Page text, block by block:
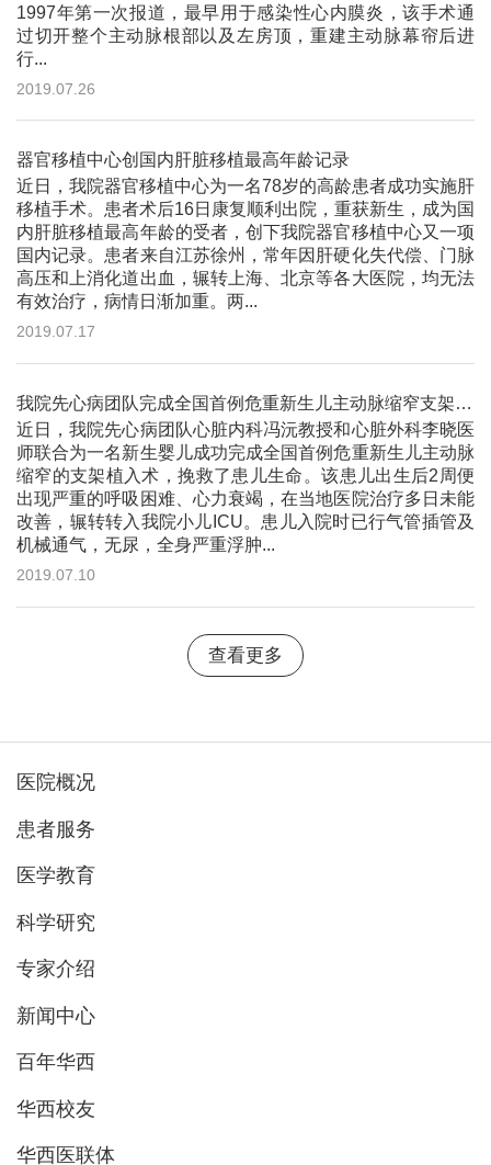
1997年第一次报道，最早用于感染性心内膜炎，该手术通
过切开整个主动脉根部以及左房顶，重建主动脉幕帘后进
行...
2019.07.26
器官移植中心创国内肝脏移植最高年龄记录
近日，我院器官移植中心为一名78岁的高龄患者成功实施肝
移植手术。患者术后16日康复顺利出院，重获新生，成为国
内肝脏移植最高年龄的受者，创下我院器官移植中心又一项
国内记录。患者来自江苏徐州，常年因肝硬化失代偿、门脉
高压和上消化道出血，辗转上海、北京等各大医院，均无法
有效治疗，病情日渐加重。两...
2019.07.17
我院先心病团队完成全国首例危重新生儿主动脉缩窄支架植入术
近日，我院先心病团队心脏内科冯沅教授和心脏外科李晓医
师联合为一名新生婴儿成功完成全国首例危重新生儿主动脉
缩窄的支架植入术，挽救了患儿生命。该患儿出生后2周便
出现严重的呼吸困难、心力衰竭，在当地医院治疗多日未能
改善，辗转转入我院小儿ICU。患儿入院时已行气管插管及
机械通气，无尿，全身严重浮肿...
2019.07.10
查看更多
医院概况
患者服务
医学教育
科学研究
专家介绍
新闻中心
百年华西
华西校友
华西医联体